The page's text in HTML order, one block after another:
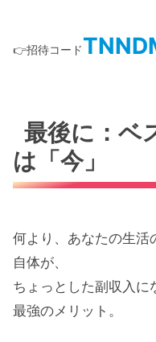
👉招待コード
最後に：ベ
は「今」
何より、あなたの生活
自体が、
ちょっとした副収入に
最強のメリット。